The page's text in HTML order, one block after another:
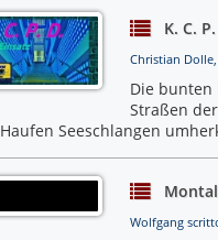
K. C.
Christian
Die bunten
Straßen
Seeschlangen
Wolfgang